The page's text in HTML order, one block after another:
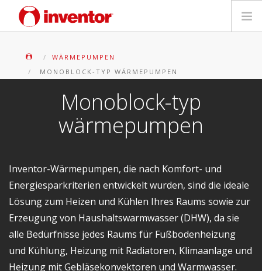
Medienbibliothek
Kontakt
SUCHE
Deutsch
WÄRMEPUMPEN
MONOBLOCK-TYP WÄRMEPUMPEN
Monoblock-typ
wärmepumpen
Inventor-Wärmepumpen, die nach Komfort- und
Energiesparkriterien entwickelt wurden, sind die ideale
Lösung zum Heizen und Kühlen Ihres Raums sowie zur
Erzeugung von Haushaltswarmwasser (DHW), da sie
alle Bedürfnisse jedes Raums für Fußbodenheizung
und Kühlung, Heizung mit Radiatoren, Klimaanlage und
Heizung mit Gebläsekonvektoren und Warmwasser.